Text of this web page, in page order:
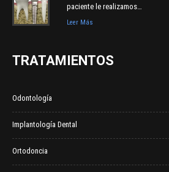
paciente le realizamos…
Leer Más
TRATAMIENTOS
Odontología
Implantología Dental
Ortodoncia